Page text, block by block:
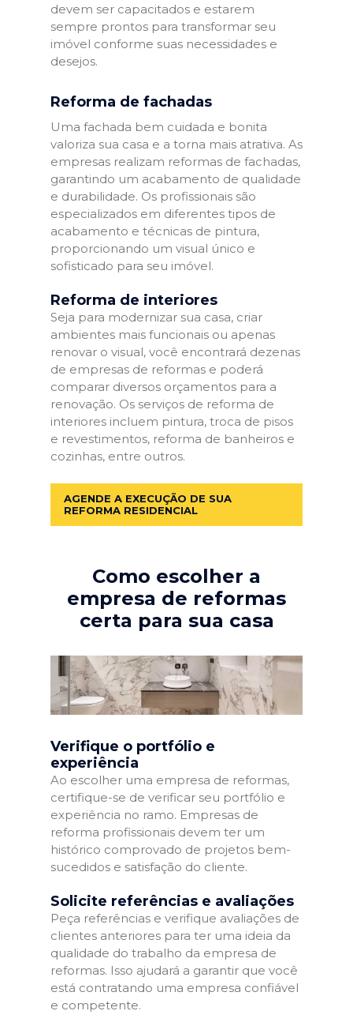
devem ser capacitados e estarem
sempre prontos para transformar seu
imóvel conforme suas necessidades e
desejos.
Reforma de fachadas
Uma fachada bem cuidada e bonita
valoriza sua casa e a torna mais atrativa. As
empresas realizam reformas de fachadas,
garantindo um acabamento de qualidade
e durabilidade. Os profissionais são
especializados em diferentes tipos de
acabamento e técnicas de pintura,
proporcionando um visual único e
sofisticado para seu imóvel.
Reforma de interiores
Seja para modernizar sua casa, criar
ambientes mais funcionais ou apenas
renovar o visual, você encontrará dezenas
de empresas de reformas e poderá
comparar diversos orçamentos para a
renovação. Os serviços de reforma de
interiores incluem pintura, troca de pisos
e revestimentos, reforma de banheiros e
cozinhas, entre outros.
AGENDE A EXECUÇÃO DE SUA
REFORMA RESIDENCIAL
Como escolher a
empresa de reformas
certa para sua casa
Verifique o portfólio e
experiência
Ao escolher uma empresa de reformas,
certifique-se de verificar seu portfólio e
experiência no ramo. Empresas de
reforma profissionais devem ter um
histórico comprovado de projetos bem-
sucedidos e satisfação do cliente.
Solicite referências e avaliações
Peça referências e verifique avaliações de
clientes anteriores para ter uma ideia da
qualidade do trabalho da empresa de
reformas. Isso ajudará a garantir que você
está contratando uma empresa confiável
e competente.